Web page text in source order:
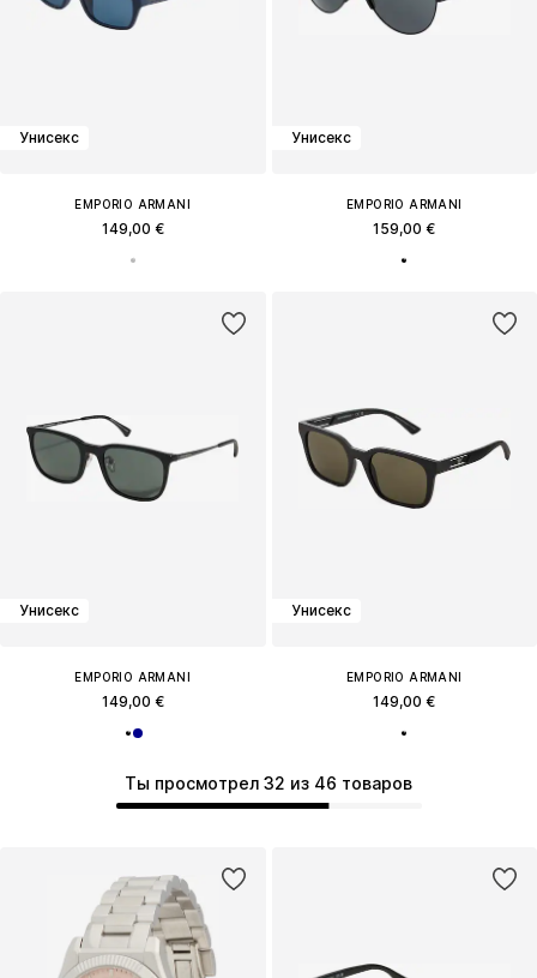
Ты просмотрел 32 из 46 товаров
Унисекс
EMPORIO ARMANI
149,00 €
Унисекс
EMPORIO ARMANI
159,00 €
Унисекс
EMPORIO ARMANI
149,00 €
Унисекс
EMPORIO ARMANI
149,00 €